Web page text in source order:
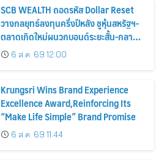
SCB WEALTH ถอดรหัส Dollar Reset
วางกลยุทธ์ลงทุนครึ่งปีหลัง ชูหุ้นสหรัฐฯ-
ตลาดเกิดใหม่ผนวกบอนด์ระยะสั้น-กลาง
เสริมพอร์ตแกร่ง
6 ส.ค. 69 12:00
Krungsri Wins Brand Experience
Excellence Award,Reinforcing Its
“Make Life Simple” Brand Promise
6 ส.ค. 69 11:44